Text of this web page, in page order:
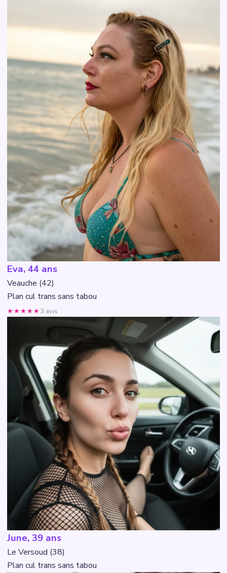
Eva, 44 ans
Veauche (42)
Plan cul trans sans tabou
★★★★★3 avis
June, 39 ans
Le Versoud (38)
Plan cul trans sans tabou